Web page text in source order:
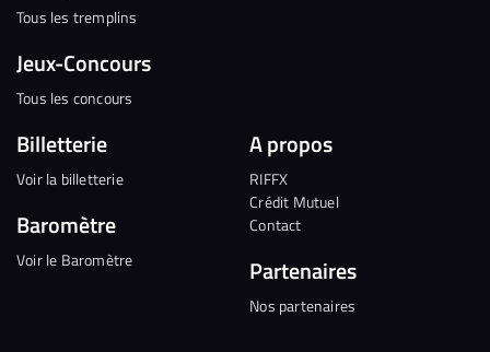
Tous les tremplins
Jeux-Concours
Tous les concours
Billetterie
Voir la billetterie
Baromètre
Voir le Baromètre
A propos
RIFFX
Crédit Mutuel
Contact
Partenaires
Nos partenaires